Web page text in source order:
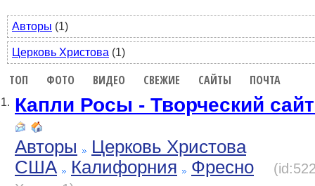
Авторы (1)
Церковь Христова (1)
ТОП ФОТО ВИДЕО СВЕЖИЕ САЙТЫ ПОЧТА
1. Капли Росы - Творческий
Авторы
Церковь Христова
США
Калифорния Фресно